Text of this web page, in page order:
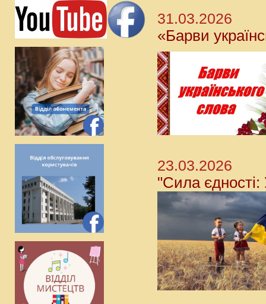
31.03.2026
«Барви
23.03.2026
"Сила єдності: